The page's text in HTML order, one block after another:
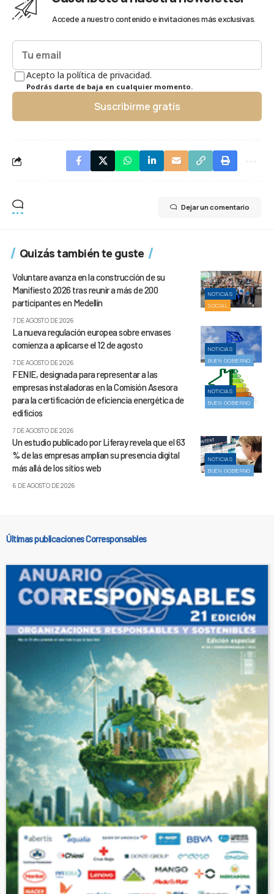
Accede a nuestro contenido e invitaciones más exclusivas.
Acepto la política de privacidad.
Podrás darte de baja en cualquier momento.
Suscribirme gratis
Dejar un comentario
Quizás también te guste
NOTICIAS
SOCIAL
Voluntare avanza en la construcción de su
Manifiesto 2026 tras reunir a más de 200
participantes en Medellín
7 DE AGOSTO DE 2026
NOTICIAS
BUEN GOBIERNO
La nueva regulación europea sobre envases
comienza a aplicarse el 12 de agosto
7 DE AGOSTO DE 2026
NOTICIAS
BUEN GOBIERNO
FENIE, designada para representar a las
empresas instaladoras en la Comisión Asesora
para la certificación de eficiencia energética de
edificios
7 DE AGOSTO DE 2026
NOTICIAS
BUEN GOBIERNO
Un estudio publicado por Liferay revela que el 63
% de las empresas amplían su presencia digital
más allá de los sitios web
6 DE AGOSTO DE 2026
Últimas publicaciones Corresponsables